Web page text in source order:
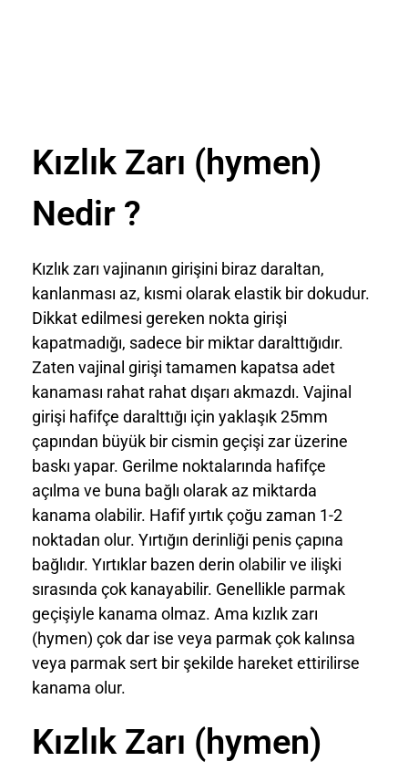
Kızlık Zarı (hymen)
Nedir ?
Kızlık zarı vajinanın girişini biraz daraltan,
kanlanması az, kısmi olarak elastik bir dokudur.
Dikkat edilmesi gereken nokta girişi
kapatmadığı, sadece bir miktar daralttığıdır.
Zaten vajinal girişi tamamen kapatsa adet
kanaması rahat rahat dışarı akmazdı. Vajinal
girişi hafifçe daralttığı için yaklaşık 25mm
çapından büyük bir cismin geçişi zar üzerine
baskı yapar. Gerilme noktalarında hafifçe
açılma ve buna bağlı olarak az miktarda
kanama olabilir. Hafif yırtık çoğu zaman 1-2
noktadan olur. Yırtığın derinliği penis çapına
bağlıdır. Yırtıklar bazen derin olabilir ve ilişki
sırasında çok kanayabilir. Genellikle parmak
geçişiyle kanama olmaz. Ama kızlık zarı
(hymen) çok dar ise veya parmak çok kalınsa
veya parmak sert bir şekilde hareket ettirilirse
kanama olur.
Kızlık Zarı (hymen)